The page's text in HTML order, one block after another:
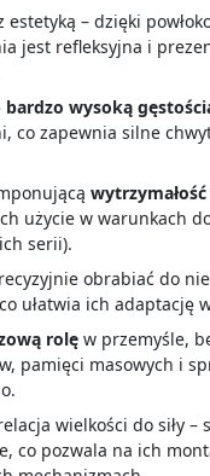
estetyką – dzięki
jest refleksyjna i
bardzo wysoką
co zapewnia silne
użycie w warunkach
serii).
obrabiać do
ułatwia ich adaptację
rolę w przemyśle,
pamięci masowych i
wielkości do siły –
co pozwala na ich